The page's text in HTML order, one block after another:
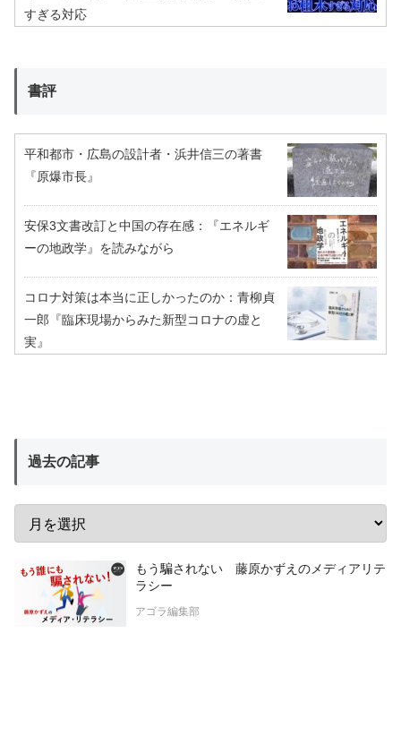
すぎる対応
書評
平和都市・広島の設計者・浜井信三の著書
『原爆市長』
安保3文書改訂と中国の存在感：『エネルギ
ーの地政学』を読みながら
コロナ対策は本当に正しかったのか：青柳貞
一郎『臨床現場からみた新型コロナの虚と
実』
過去の記事
もう騙されない 藤原かずえのメディアリテ
ラシー
アゴラ編集部